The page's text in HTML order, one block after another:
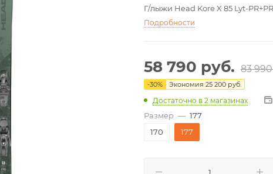
Г/лыжи Head Kore X 85 Lyt-
Подробности
58 790 руб. 83 990
-30% Экономия 25 200 руб.
Достаточно в 2 магазинах
Размер — 177
170
177